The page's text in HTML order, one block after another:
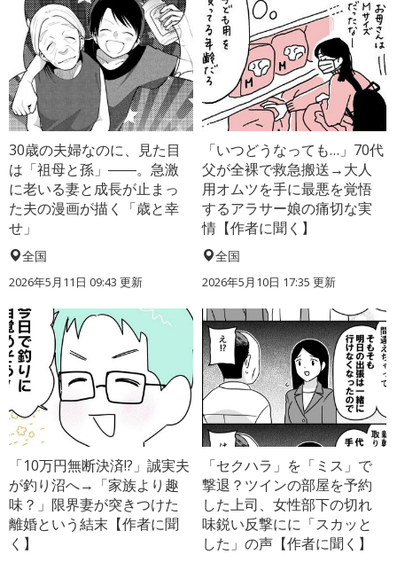
30歳の夫婦なのに、見た目
は「祖母と孫」――。急激
に老いる妻と成長が止まっ
た夫の漫画が描く「歳と幸
せ」
全国
2026年5月11日 09:43 更新
「いつどうなっても…」70代
父が全裸で救急搬送→大人
用オムツを手に最悪を覚悟
するアラサー娘の痛切な実
情【作者に聞く】
全国
2026年5月10日 17:35 更新
「10万円無断決済!?」誠実夫
が釣り沼へ→「家族より趣
味？」限界妻が突きつけた
離婚という結末【作者に聞
く】
「セクハラ」を「ミス」で
撃退？ツインの部屋を予約
した上司、女性部下の切れ
味鋭い反撃にに「スカッと
した」の声【作者に聞く】